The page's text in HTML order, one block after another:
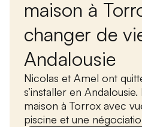
maison à
changer de
Andalousie
Nicolas et Amel ont
s’installer en
maison à Torrox avec
piscine et une